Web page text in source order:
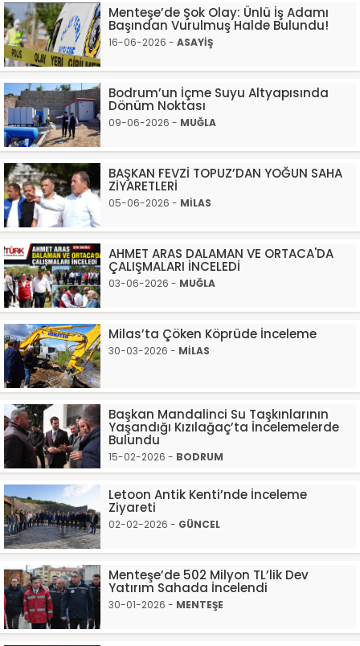
Menteşe’de Şok Olay: Ünlü İş Adamı
Başından Vurulmuş Halde Bulundu!
16-06-2026 - ASAYİŞ
Bodrum’un İçme Suyu Altyapısında
Dönüm Noktası
09-06-2026 - MUĞLA
BAŞKAN FEVZİ TOPUZ’DAN YOĞUN SAHA
ZİYARETLERİ
05-06-2026 - MİLAS
AHMET ARAS DALAMAN VE ORTACA'DA
ÇALIŞMALARI İNCELEDİ
03-06-2026 - MUĞLA
Milas’ta Çöken Köprüde İnceleme
30-03-2026 - MİLAS
Başkan Mandalinci Su Taşkınlarının
Yaşandığı Kızılağaç’ta İncelemelerde
Bulundu
15-02-2026 - BODRUM
Letoon Antik Kenti’nde İnceleme
Ziyareti
02-02-2026 - GÜNCEL
Menteşe’de 502 Milyon TL’lik Dev
Yatırım Sahada İncelendi
30-01-2026 - MENTEŞE